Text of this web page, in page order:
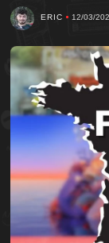
ERIC 12/03/